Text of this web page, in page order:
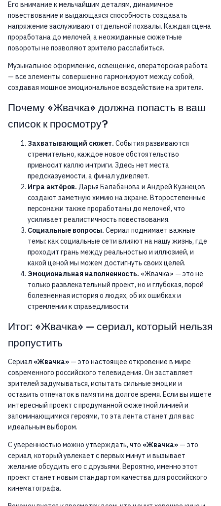
Его внимание к мельчайшим деталям, динамичное
повествование и выдающаяся способность создавать
напряжение заслуживают отдельной похвалы. Каждая сцена
проработана до мелочей, а неожиданные сюжетные
повороты не позволяют зрителю расслабиться.
Музыкальное оформление, освещение, операторская работа
— все элементы совершенно гармонируют между собой,
создавая мощное эмоциональное воздействие на зрителя.
Почему «Жвачка» должна попасть в ваш
список к просмотру?
Захватывающий сюжет. События развиваются
стремительно, каждое новое обстоятельство
привносит каплю интриги. Здесь нет места
предсказуемости, а финал удивляет.
Игра актёров. Дарья Балабанова и Андрей Кузнецов
создают заметную химию на экране. Второстепенные
персонажи также проработаны до мелочей, что
усиливает реалистичность повествования.
Социальные вопросы. Сериал поднимает важные
темы: как социальные сети влияют на нашу жизнь, где
проходит грань между реальностью и иллюзией, и
какой ценой мы можем достигнуть своих целей.
Эмоциональная наполненность. «Жвачка» — это не
только развлекательный проект, но и глубокая, порой
болезненная история о людях, об их ошибках и
стремлении к справедливости.
Итог: «Жвачка» — сериал, который нельзя
пропустить
Сериал «Жвачка» — это настоящее откровение в мире
современного российского телевидения. Он заставляет
зрителей задумываться, испытать сильные эмоции и
оставить отпечаток в памяти на долгое время. Если вы ищете
интересный проект с продуманной сюжетной линией и
запоминающимися героями, то эта лента станет для вас
идеальным выбором.
С уверенностью можно утверждать, что «Жвачка» — это
сериал, который увлекает с первых минут и вызывает
желание обсудить его с друзьями. Вероятно, именно этот
проект станет новым стандартом качества для российского
кинематографа.